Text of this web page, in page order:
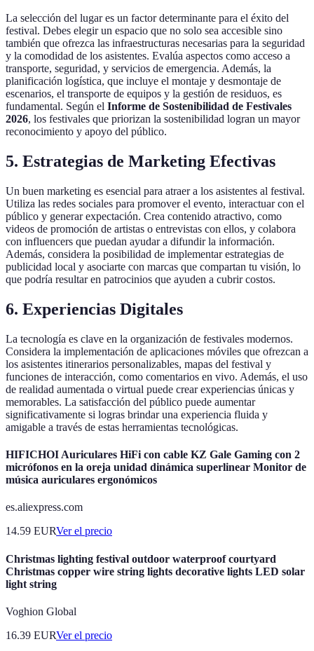
La selección del lugar es un factor determinante para el éxito del
festival. Debes elegir un espacio que no solo sea accesible sino
también que ofrezca las infraestructuras necesarias para la seguridad
y la comodidad de los asistentes. Evalúa aspectos como acceso a
transporte, seguridad, y servicios de emergencia. Además, la
planificación logística, que incluye el montaje y desmontaje de
escenarios, el transporte de equipos y la gestión de residuos, es
fundamental. Según el Informe de Sostenibilidad de Festivales
2026, los festivales que priorizan la sostenibilidad logran un mayor
reconocimiento y apoyo del público.
5. Estrategias de Marketing Efectivas
Un buen marketing es esencial para atraer a los asistentes al festival.
Utiliza las redes sociales para promover el evento, interactuar con el
público y generar expectación. Crea contenido atractivo, como
videos de promoción de artistas o entrevistas con ellos, y colabora
con influencers que puedan ayudar a difundir la información.
Además, considera la posibilidad de implementar estrategias de
publicidad local y asociarte con marcas que compartan tu visión, lo
que podría resultar en patrocinios que ayuden a cubrir costos.
6. Experiencias Digitales
La tecnología es clave en la organización de festivales modernos.
Considera la implementación de aplicaciones móviles que ofrezcan a
los asistentes itinerarios personalizables, mapas del festival y
funciones de interacción, como comentarios en vivo. Además, el uso
de realidad aumentada o virtual puede crear experiencias únicas y
memorables. La satisfacción del público puede aumentar
significativamente si logras brindar una experiencia fluida y
amigable a través de estas herramientas tecnológicas.
HIFICHOI Auriculares HiFi con cable KZ Gale Gaming con 2
micrófonos en la oreja unidad dinámica superlinear Monitor de
música auriculares ergonómicos
es.aliexpress.com
14.59 EURVer el precio
Christmas lighting festival outdoor waterproof courtyard
Christmas copper wire string lights decorative lights LED solar
light string
Voghion Global
16.39 EURVer el precio